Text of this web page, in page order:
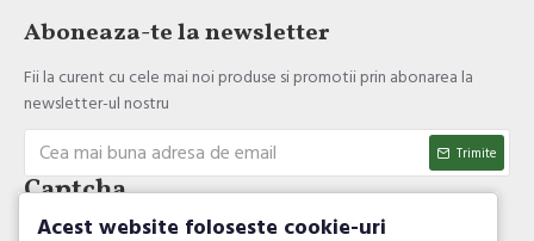
Aboneaza-te la newsletter
Fii la curent cu cele mai noi produse si promotii prin abonarea la
newsletter-ul nostru
Trimite
Captcha
Acest website foloseste cookie-uri